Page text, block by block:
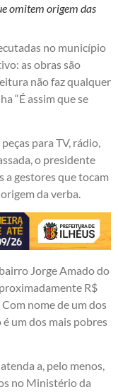
omitem origem das
no município
as obras são
não faz qualquer
“É assim que se
para TV, rádio,
o presidente
a gestores que tocam
da verba.
Jorge Amado do
R$
nome de um dos
um dos mais pobres
a, pelo menos,
no Ministério da